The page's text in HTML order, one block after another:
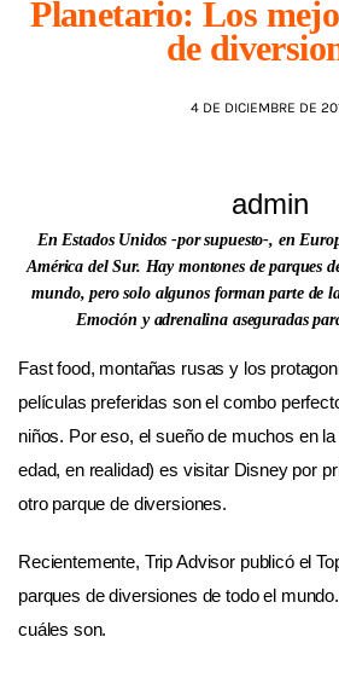
AGENDA
Planetario: Los
de
4 DE DICIEMBRE DE
admin
En Estados Unidos -por supuesto-, en
América del Sur. Hay montones de parques
mundo, pero solo algunos forman parte de
Emoción y adrenalina aseguradas
Fast food, montañas rusas y los
películas preferidas son el combo
niños. Por eso, el sueño de muchos en
edad, en realidad) es visitar Disney por
otro parque de diversiones.
Recientemente, Trip Advisor publicó el
parques de diversiones de todo el
cuáles son.